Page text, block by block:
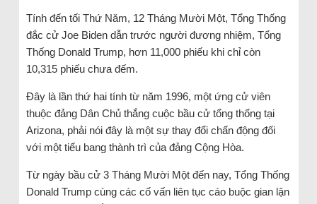
Tính đến tối Thứ Năm, 12 Tháng Mười Một, Tổng Thống
đắc cử Joe Biden dẫn trước người đương nhiệm, Tổng
Thống Donald Trump, hơn 11,000 phiếu khi chỉ còn
10,315 phiếu chưa đếm.
Đây là lần thứ hai tính từ năm 1996, một ứng cử viên
thuộc đảng Dân Chủ thắng cuộc bầu cử tổng thống tại
Arizona, phải nói đây là một sự thay đổi chấn động đối
với một tiểu bang thành trì của đảng Cộng Hòa.
Từ ngày bầu cử 3 Tháng Mười Một đến nay, Tổng Thống
Donald Trump cùng các cố vấn liên tục cáo buộc gian lận